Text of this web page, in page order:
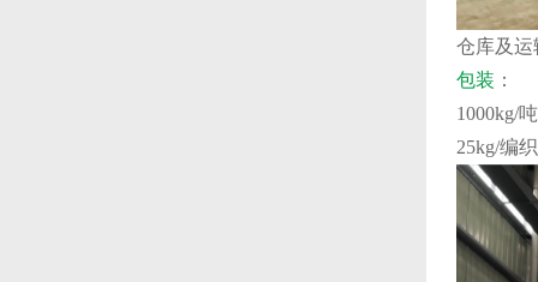
仓库及运
包装 ：
1000kg/
25kg/编